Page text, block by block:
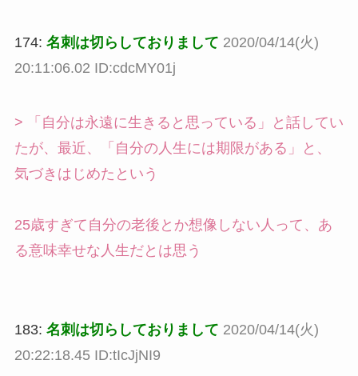
174: 名刺は切らしておりまして 2020/04/14(火)
20:11:06.02 ID:cdcMY01j
> 「自分は永遠に生きると思っている」と話してい
たが、最近、「自分の人生には期限がある」と、
気づきはじめたという
25歳すぎて自分の老後とか想像しない人って、あ
る意味幸せな人生だとは思う
183: 名刺は切らしておりまして 2020/04/14(火)
20:22:18.45 ID:tIcJjNI9